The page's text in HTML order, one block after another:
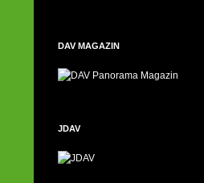
DAV MAGAZIN
JDAV